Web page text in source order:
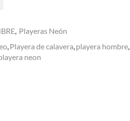
, Playeras Neón
,Playera de calavera,playera hombre,
neon